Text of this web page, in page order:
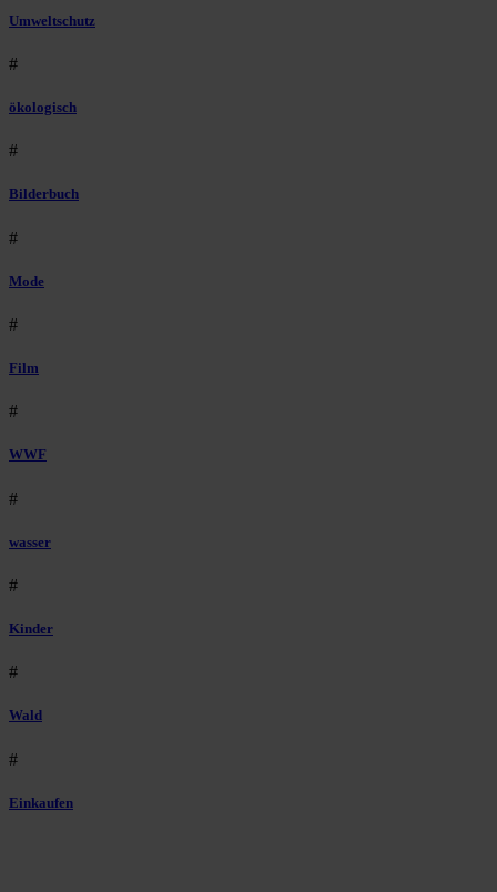
Umweltschutz
#
ökologisch
#
Bilderbuch
#
Mode
#
Film
#
WWF
#
wasser
#
Kinder
#
Wald
#
Einkaufen